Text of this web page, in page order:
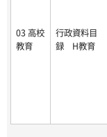
03 高校
教育
行政資料目
録 H教育